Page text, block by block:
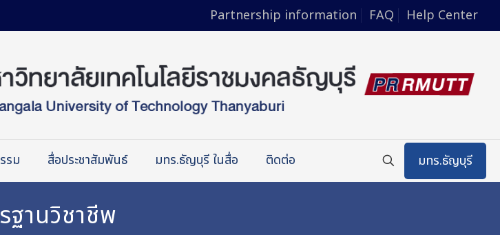
Partnership information FAQ Help Center
รม สื่อประชาสัมพันธ์ มทร.ธัญบุรี ในสื่อ ติดต่อ มทร.ธัญบุรี
ฐานวิชาชีพ